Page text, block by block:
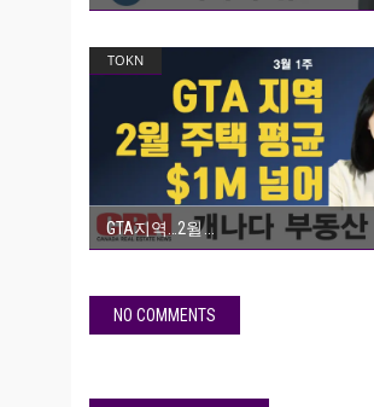
TOKN
GTA지역…2월
NO COMMENTS